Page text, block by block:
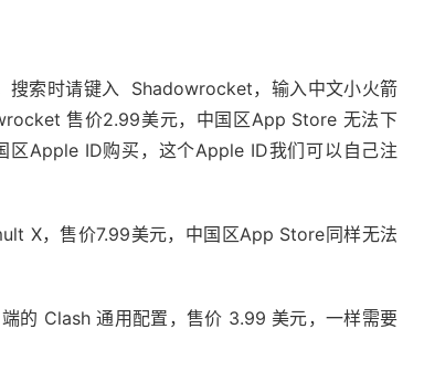
搜索时请键入 Shadowrocket，输入中文小火箭
售价2.99美元，中国区App Store 无法下
Apple ID购买，这个Apple ID我们可以自己注
X，售价7.99美元，中国区App Store同样无法
的 Clash 通用配置，售价 3.99 美元，一样需要